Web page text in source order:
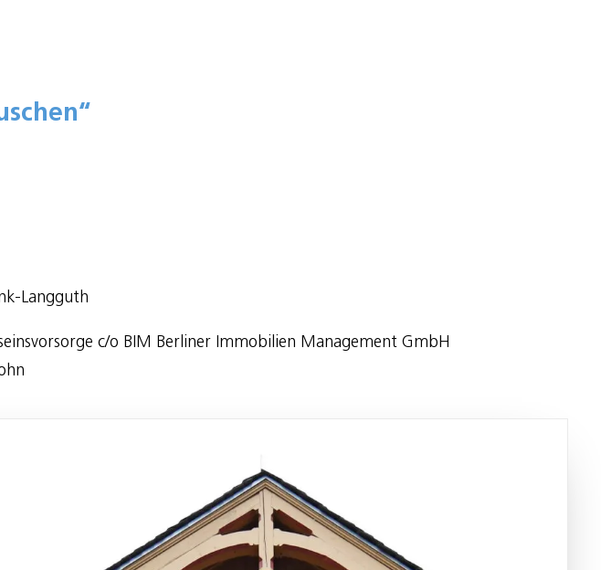
Langguth
c/o BIM Berliner Immobilien Management GmbH